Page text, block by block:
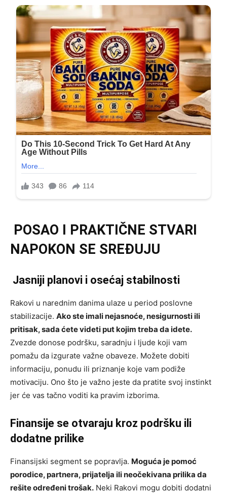
POSAO I PRAKTIČNE STVARI
NAPOKON SE SREĐUJU
Jasniji planovi i osećaj stabilnosti
Rakovi u narednim danima ulaze u period poslovne
stabilizacije. Ako ste imali nejasnoće, nesigurnosti ili
pritisak, sada ćete videti put kojim treba da idete.
Zvezde donose podršku, saradnju i ljude koji vam
pomažu da izgurate važne obaveze. Možete dobiti
informaciju, ponudu ili priznanje koje vam podiže
motivaciju. Ono što je važno jeste da pratite svoj instinkt
jer će vas tačno voditi ka pravim izborima.
Finansije se otvaraju kroz podršku ili
dodatne prilike
Finansijski segment se popravlja. Moguća je pomoć
porodice, partnera, prijatelja ili neočekivana prilika da
rešite određeni trošak. Neki Rakovi mogu dobiti dodatni